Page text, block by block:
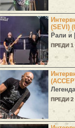
(SEVI)
Рали и
ПРЕДИ
ПРЕДИ